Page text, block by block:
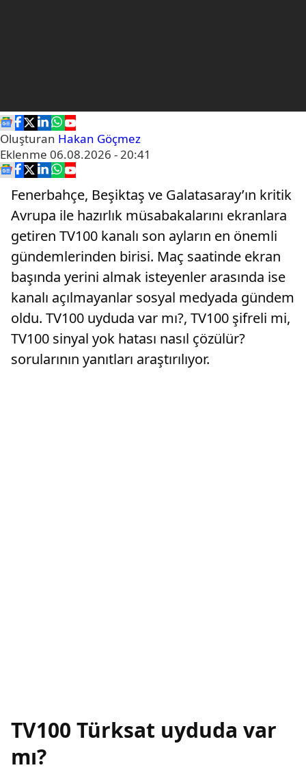
Oluşturan Hakan Göçmez
Eklenme 06.08.2026 - 20:41
Fenerbahçe, Beşiktaş ve Galatasaray’ın kritik
Avrupa ile hazırlık müsabakalarını ekranlara
getiren TV100 kanalı son ayların en önemli
gündemlerinden birisi. Maç saatinde ekran
başında yerini almak isteyenler arasında ise
kanalı açılmayanlar sosyal medyada gündem
oldu. TV100 uyduda var mı?, TV100 şifreli mi,
TV100 sinyal yok hatası nasıl çözülür?
sorularının yanıtları araştırılıyor.
TV100 Türksat uyduda var
mı?